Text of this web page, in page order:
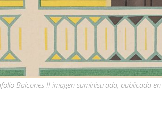
Balcones II imagen suministrada, publicada en